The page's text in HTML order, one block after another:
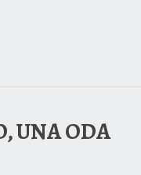
UNA ODA